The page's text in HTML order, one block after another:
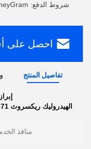
شروط الدفع: L/C، D/A، D/P، T/T، Western Union، MoneyGram
احصل على
تفاصيل المنتج
الهيدروليك ريكسروث A10vso71
منافذ